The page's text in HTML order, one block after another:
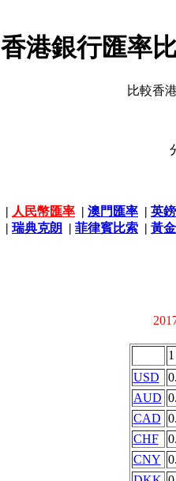
香港銀行匯率
比較香
| 人民幣匯率 | 澳門匯率 | 英
| 瑞典克朗 | 菲律賓比索 | 黃
USD
AUD
CAD
CHF
CNY